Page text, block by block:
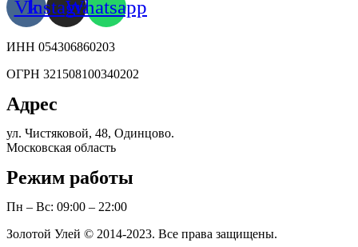
VkInstagramWhatsapp
ИНН 054306860203
ОГРН 321508100340202
Адрес
ул. Чистяковой, 48, Одинцово.
Московская область
Режим работы
Пн – Вс: 09:00 – 22:00
Золотой Улей © 2014-2023. Все права защищены.